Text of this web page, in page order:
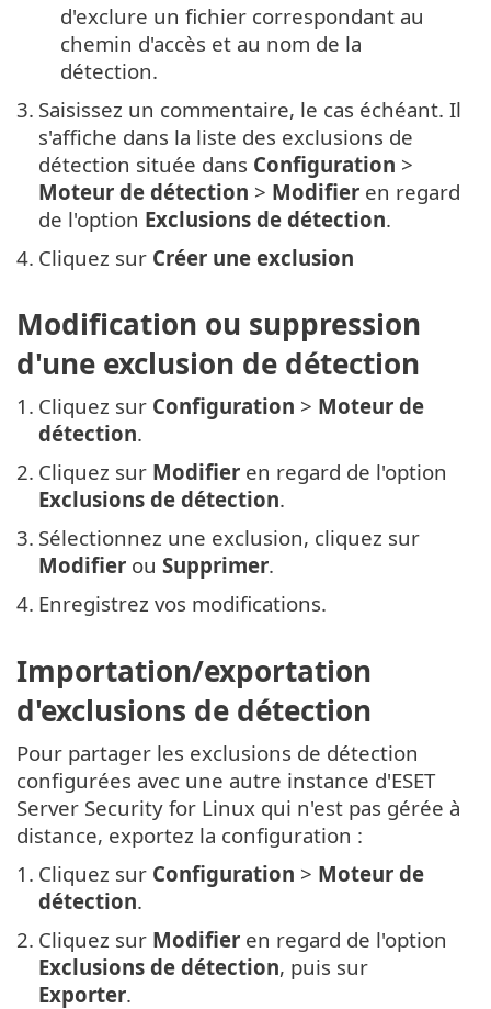
d'exclure un fichier correspondant au
chemin d'accès et au nom de la
détection.
3. Saisissez un commentaire, le cas échéant. Il
s'affiche dans la liste des exclusions de
détection située dans Configuration >
Moteur de détection > Modifier en regard
de l'option Exclusions de détection.
4. Cliquez sur Créer une exclusion
Modification ou suppression
d'une exclusion de détection
1. Cliquez sur Configuration > Moteur de
détection.
2. Cliquez sur Modifier en regard de l'option
Exclusions de détection.
3. Sélectionnez une exclusion, cliquez sur
Modifier ou Supprimer.
4. Enregistrez vos modifications.
Importation/exportation
d'exclusions de détection
Pour partager les exclusions de détection
configurées avec une autre instance d'ESET
Server Security for Linux qui n'est pas gérée à
distance, exportez la configuration :
1. Cliquez sur Configuration > Moteur de
détection.
2. Cliquez sur Modifier en regard de l'option
Exclusions de détection, puis sur
Exporter.